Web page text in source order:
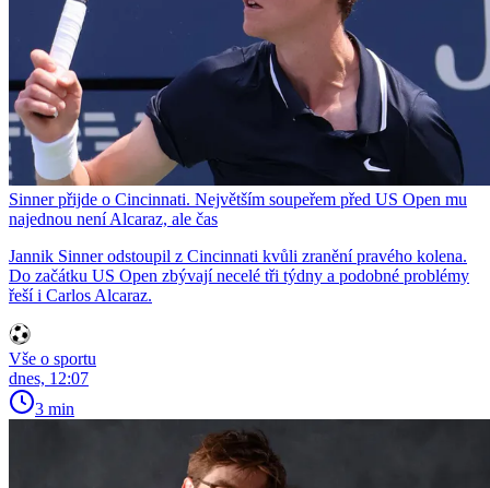
Sinner přijde o Cincinnati. Největším soupeřem před US Open mu
najednou není Alcaraz, ale čas
Jannik Sinner odstoupil z Cincinnati kvůli zranění pravého kolena.
Do začátku US Open zbývají necelé tři týdny a podobné problémy
řeší i Carlos Alcaraz.
Vše o sportu
dnes, 12:07
3 min